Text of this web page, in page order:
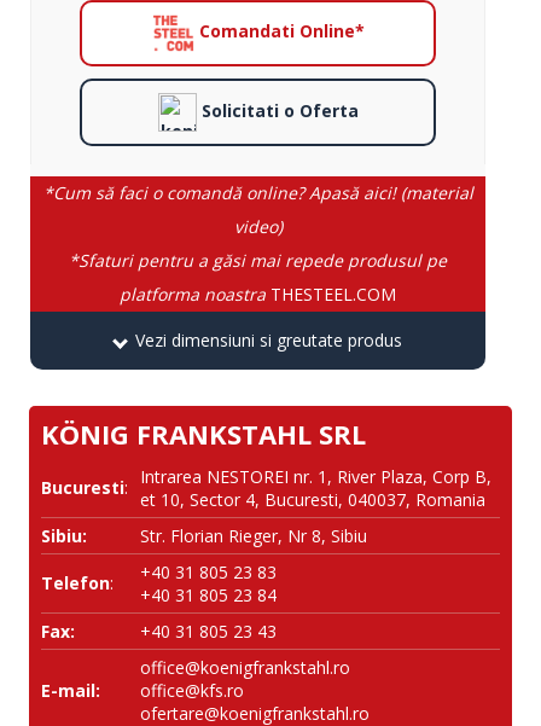
Comandati Online*
Solicitati o Oferta
*Cum să faci o comandă online? Apasă aici! (material
video)
*Sfaturi pentru a găsi mai repede produsul pe
platforma noastra THESTEEL.COM
Vezi dimensiuni si greutate produs
KÖNIG FRANKSTAHL SRL
Bucuresti:
Intrarea NESTOREI nr. 1, River Plaza, Corp B,
et 10, Sector 4, Bucuresti, 040037, Romania
Sibiu:
Str. Florian Rieger, Nr 8, Sibiu
Telefon:
+40 31 805 23 83
+40 31 805 23 84
Fax:
+40 31 805 23 43
E-mail:
office@koenigfrankstahl.ro
office@kfs.ro
ofertare@koenigfrankstahl.ro